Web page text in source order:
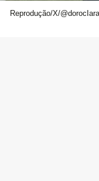
Reprodução/X/@dorocIara